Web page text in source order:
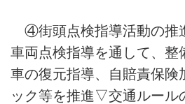
④街頭点検指導活動の推
車両点検指導を通して、整
車の復元指導、自賠責保険
ック等を推進▽交通ルール